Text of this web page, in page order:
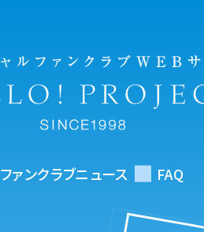
ファンクラブニュース FAQ